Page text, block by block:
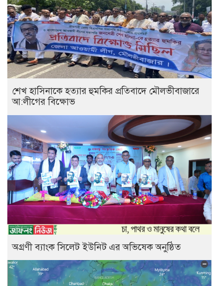
শেখ হাসিনাকে হত্যার হুমকির প্রতিবাদে মৌলভীবাজারে
আ:লীগের বিক্ষোভ
অগ্রণী ব্যাংক সিলেট ইউনিট এর অভিষেক অনুষ্ঠিত